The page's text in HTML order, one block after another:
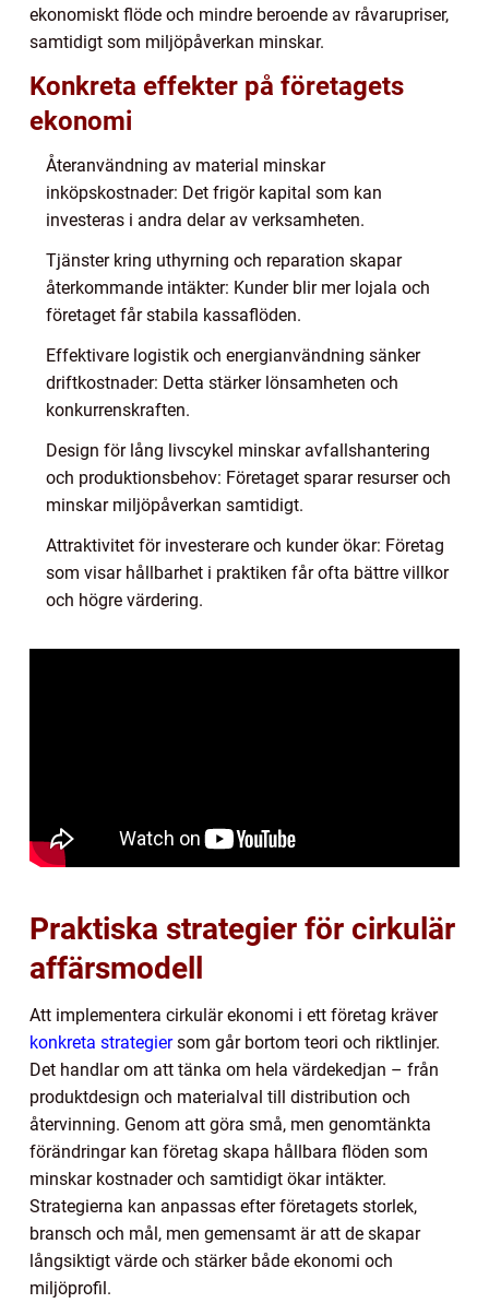
ekonomiskt flöde och mindre beroende av råvarupriser,
samtidigt som miljöpåverkan minskar.
Konkreta effekter på företagets
ekonomi
Återanvändning av material minskar
inköpskostnader: Det frigör kapital som kan
investeras i andra delar av verksamheten.
Tjänster kring uthyrning och reparation skapar
återkommande intäkter: Kunder blir mer lojala och
företaget får stabila kassaflöden.
Effektivare logistik och energianvändning sänker
driftkostnader: Detta stärker lönsamheten och
konkurrenskraften.
Design för lång livscykel minskar avfallshantering
och produktionsbehov: Företaget sparar resurser och
minskar miljöpåverkan samtidigt.
Attraktivitet för investerare och kunder ökar: Företag
som visar hållbarhet i praktiken får ofta bättre villkor
och högre värdering.
Praktiska strategier för cirkulär
affärsmodell
Att implementera cirkulär ekonomi i ett företag kräver
konkreta strategiersom går bortom teori och riktlinjer.
Det handlar om att tänka om hela värdekedjan – från
produktdesign och materialval till distribution och
återvinning. Genom att göra små, men genomtänkta
förändringar kan företag skapa hållbara flöden som
minskar kostnader och samtidigt ökar intäkter.
Strategierna kan anpassas efter företagets storlek,
bransch och mål, men gemensamt är att de skapar
långsiktigt värde och stärker både ekonomi och
miljöprofil.